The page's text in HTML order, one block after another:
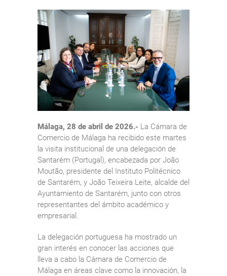
Málaga, 28 de abril de 2026.- La Cámara de
Comercio de Málaga ha recibido este martes
la visita institucional de una delegación de
Santarém (Portugal), encabezada por João
Moutão, presidente del Instituto Politécnico
de Santarém, y João Teixeira Leite, alcalde del
Ayuntamiento de Santarém, junto con otros
representantes del ámbito académico y
empresarial.
La delegación portuguesa ha mostrado un
gran interés en conocer las acciones que
lleva a cabo la Cámara de Comercio de
Málaga en áreas clave como la innovación, la